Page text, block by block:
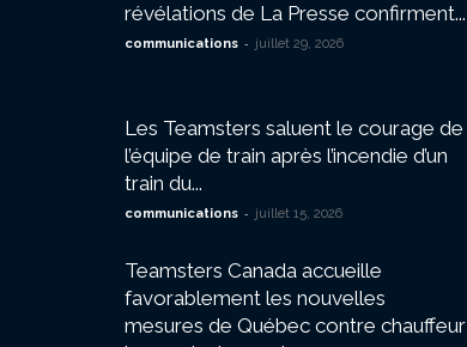
révélations de La Presse confirment...
communications - juillet 29, 2026
Les Teamsters saluent le courage de
l’équipe de train après l’incendie d’un
train du...
communications - juillet 15, 2026
Teamsters Canada accueille
favorablement les nouvelles
mesures de Québec contre chauffeur